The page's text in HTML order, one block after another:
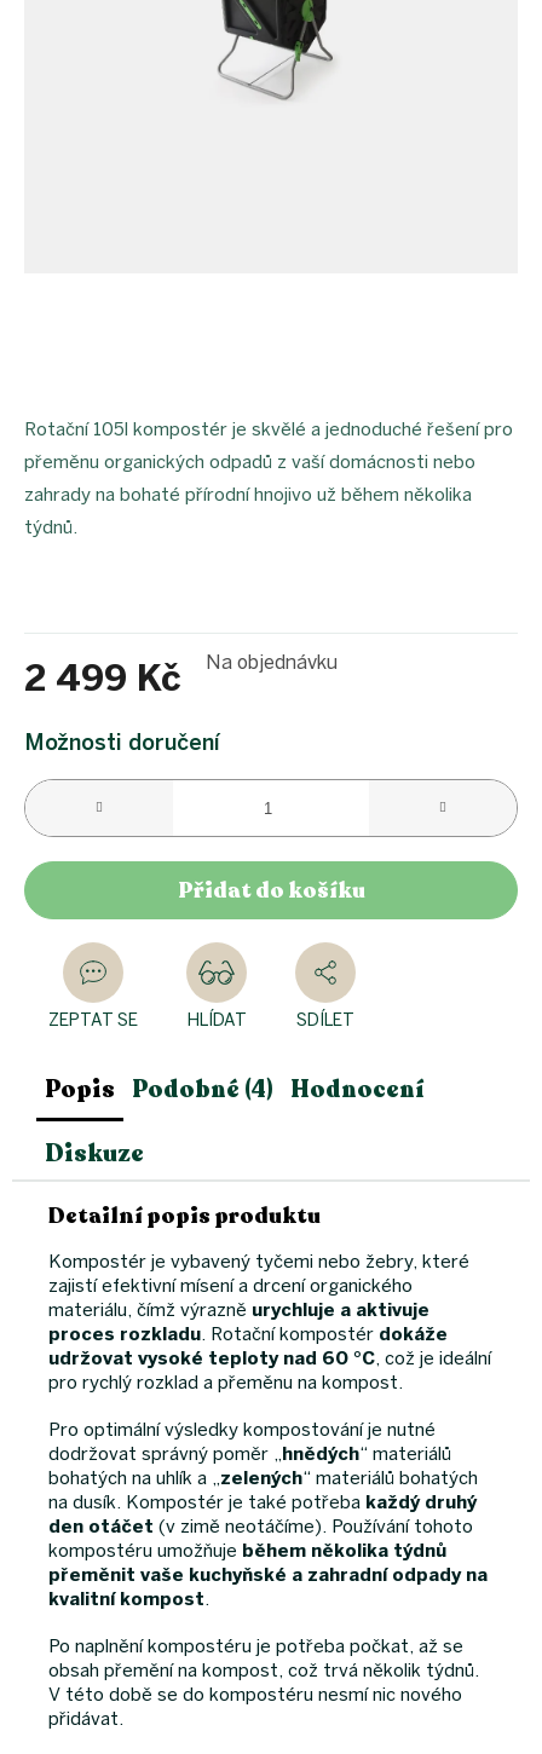
2 499 Kč
cena:
Na objednávku
Možnosti doručení
Přidat do košíku
Rotační 105l kompostér je skvělé a jednoduché řešení pro
přeměnu organických odpadů z vaší domácnosti nebo
zahrady na bohaté přírodní hnojivo už během několika
týdnů.
ZEPTAT SE HLÍDAT SDÍLET
Popis Podobné (4) Hodnocení
Diskuze
Detailní popis produktu
Kompostér je vybavený tyčemi nebo žebry, které
zajistí efektivní mísení a drcení organického
materiálu, čímž výrazně urychluje a aktivuje
proces rozkladu. Rotační kompostér dokáže
udržovat vysoké teploty nad 60 °C, což je ideální
pro rychlý rozklad a přeměnu na kompost.
Pro optimální výsledky kompostování je nutné
dodržovat správný poměr „ hnědých“ materiálů
bohatých na uhlík a „zelených“ materiálů bohatých
na dusík. Kompostér je také potřeba každý druhý
den otáčet (v zimě neotáčíme). Používání tohoto
kompostéru umožňuje během několika týdnů
přeměnit vaše kuchyňské a zahradní odpady na
kvalitní kompost.
Po naplnění kompostéru je potřeba počkat, až se
obsah přemění na kompost, což trvá několik týdnů.
V této době se do kompostéru nesmí nic nového
přidávat.